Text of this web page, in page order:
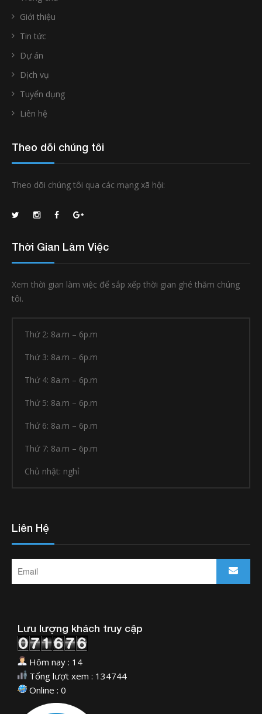
Giới thiệu
Tin tức
Dự án
Dịch vụ
Tuyển dụng
Liên hệ
Theo dõi chúng tôi
Theo dõi chúng tôi qua các mạng xã hội:
Thời Gian Làm Việc
Xem thời gian làm việc để sắp xếp thời gian ghé thăm chúng
tôi.
Thứ 2: 8a.m – 6p.m
Thứ 3: 8a.m – 6p.m
Thứ 4: 8a.m – 6p.m
Thứ 5: 8a.m – 6p.m
Thứ 6: 8a.m – 6p.m
Thứ 7: 8a.m – 6p.m
Chủ nhật: nghỉ
Liên Hệ
Lưu lượng khách truy cập
Hôm nay : 14
Tổng lượt xem : 134744
Online : 0